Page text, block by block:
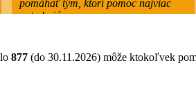
877 (do 30.11.2026) môže ktokoľvek